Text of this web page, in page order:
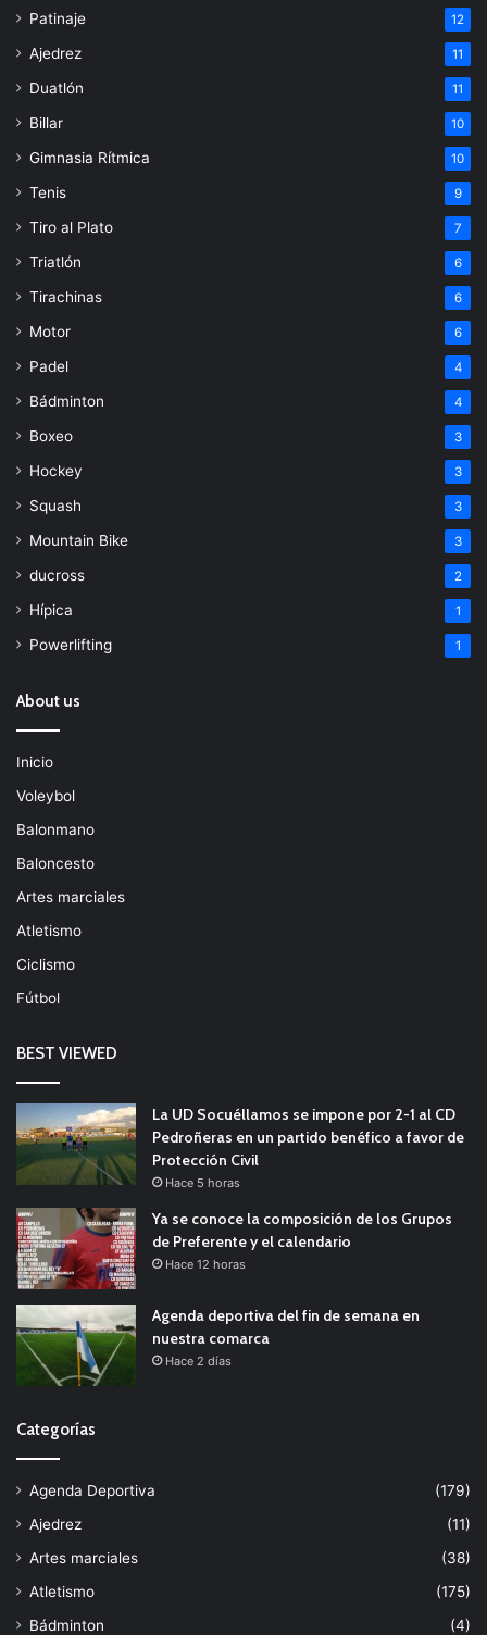
Patinaje 12
Ajedrez 11
Duatlón 11
Billar 10
Gimnasia Rítmica 10
Tenis 9
Tiro al Plato 7
Triatlón 6
Tirachinas 6
Motor 6
Padel 4
Bádminton 4
Boxeo 3
Hockey 3
Squash 3
Mountain Bike 3
ducross 2
Hípica 1
Powerlifting 1
About us
Inicio
Voleybol
Balonmano
Baloncesto
Artes marciales
Atletismo
Ciclismo
Fútbol
BEST VIEWED
La UD Socuéllamos se impone por 2-1 al CD
Pedroñeras en un partido benéfico a favor de
Protección Civil
Hace 5 horas
Ya se conoce la composición de los Grupos
de Preferente y el calendario
Hace 12 horas
Agenda deportiva del fin de semana en
nuestra comarca
Hace 2 días
Categorías
Agenda Deportiva
(179)
Ajedrez
(11)
Artes marciales
(38)
Atletismo
(175)
Bádminton
(4)